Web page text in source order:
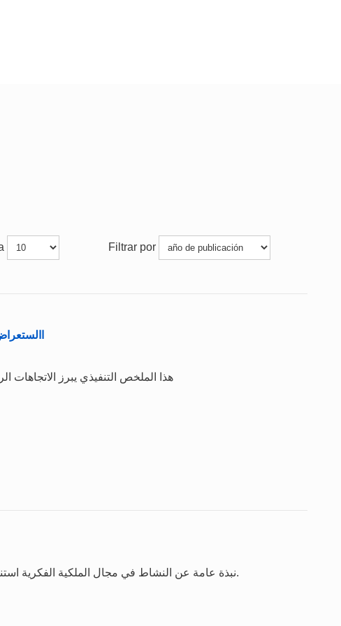
Filtrar por
االستعراض
هذا الملخص التنفيذي يبرز الاتجاهات
نبذة عامة عن النشاط في مجال الملكية الفكرية استنادا إلى آخر سنة تتوافر بشأنها الإحصاءات الكاملة.